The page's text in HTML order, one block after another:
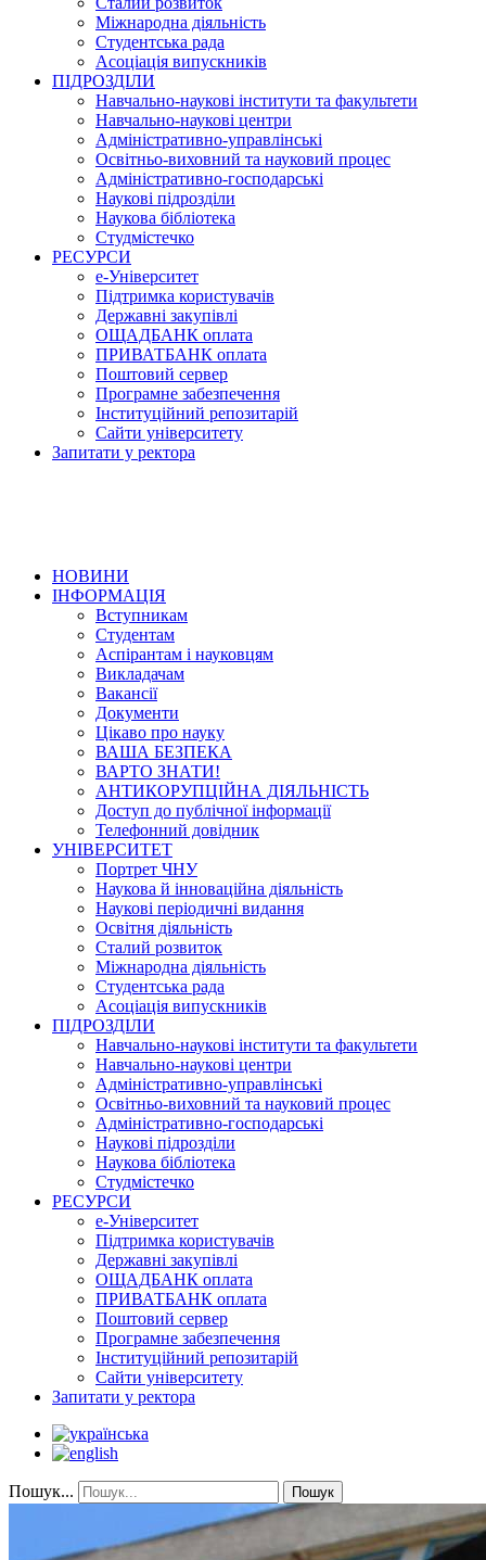
Міжнародна діяльність
Студентська рада
Асоціація випускників
ПІДРОЗДІЛИ
Навчально-наукові інститути та факультети
Навчально-наукові центри
Адміністративно-управлінські
Освітньо-виховний та науковий процес
Адміністративно-господарські
Наукові підрозділи
Наукова бібліотека
Студмістечко
РЕСУРСИ
е-Університет
Підтримка користувачів
Державні закупівлі
ОЩАДБАНК оплата
ПРИВАТБАНК оплата
Поштовий сервер
Програмне забезпечення
Інституційний репозитарій
Сайти університету
Запитати у ректора
НОВИНИ
ІНФОРМАЦІЯ
Вступникам
Студентам
Аспірантам і науковцям
Викладачам
Вакансії
Документи
Цікаво про науку
ВАША БЕЗПЕКА
ВАРТО ЗНАТИ!
АНТИКОРУПЦІЙНА ДІЯЛЬНІСТЬ
Доступ до публічної інформації
Телефонний довідник
УНІВЕРСИТЕТ
Портрет ЧНУ
Наукова й інноваційна діяльність
Наукові періодичні видання
Освітня діяльність
Сталий розвиток
Міжнародна діяльність
Студентська рада
Асоціація випускників
ПІДРОЗДІЛИ
Навчально-наукові інститути та факультети
Навчально-наукові центри
Адміністративно-управлінські
Освітньо-виховний та науковий процес
Адміністративно-господарські
Наукові підрозділи
Наукова бібліотека
Студмістечко
РЕСУРСИ
е-Університет
Підтримка користувачів
Державні закупівлі
ОЩАДБАНК оплата
ПРИВАТБАНК оплата
Поштовий сервер
Програмне забезпечення
Інституційний репозитарій
Сайти університету
Запитати у ректора
Пошук... Пошук